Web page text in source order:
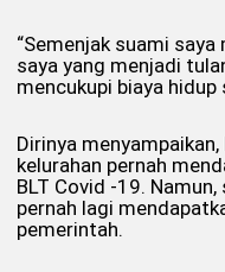
“Semenjak suami
saya yang menjadi
mencukupi biaya hidup
Dirinya
kelurahan pernah
BLT Covid -19.
pernah lagi
pemerintah.